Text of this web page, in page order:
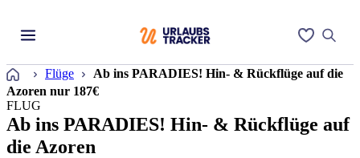
Startseite
Flüge
Ab ins PARADIES! Hin- & Rückflüge auf die
Azoren nur 187€
FLUG
Ab ins PARADIES! Hin- & Rückflüge auf
die Azoren